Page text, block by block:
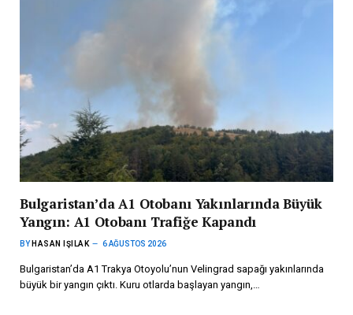
Bulgaristan’da A1 Otobanı Yakınlarında Büyük
Yangın: A1 Otobanı Trafiğe Kapandı
BY HASAN IŞILAK 6 AĞUSTOS 2026
Bulgaristan’da A1 Trakya Otoyolu’nun Velingrad sapağı yakınlarında
büyük bir yangın çıktı. Kuru otlarda başlayan yangın,…